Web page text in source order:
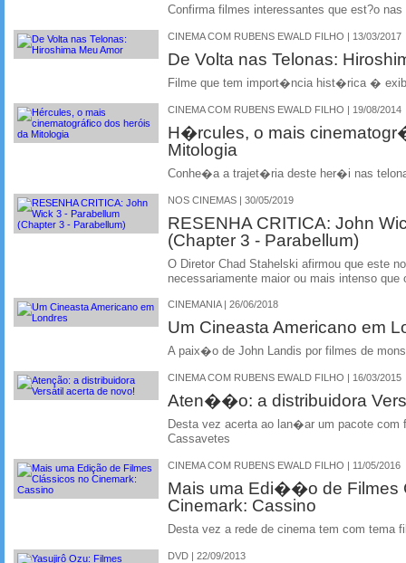
Confirma filmes interessantes que est?o nas
CINEMA COM RUBENS EWALD FILHO | 13/03/2017
De Volta nas Telonas:
Filme que tem import�ncia hist�rica �
CINEMA COM RUBENS EWALD FILHO | 19/08/2014
H�rcules, o mais
Mitologia
Conhe�a a trajet�ria deste her�i nas
NOS CINEMAS | 30/05/2019
RESENHA CRITICA: John
(Chapter 3 - Parabellum)
O Diretor Chad Stahelski afirmou que este
necessariamente maior ou mais intenso que
CINEMANIA | 26/06/2018
Um Cineasta Americano em
A paix�o de John Landis por filmes de
CINEMA COM RUBENS EWALD FILHO | 16/03/2015
Aten��o: a distribuidora
Desta vez acerta ao lan�ar um pacote
Cassavetes
CINEMA COM RUBENS EWALD FILHO | 11/05/2016
Mais uma Edi��o de Filmes
Cinemark: Cassino
Desta vez a rede de cinema tem com tema
DVD | 22/09/2013